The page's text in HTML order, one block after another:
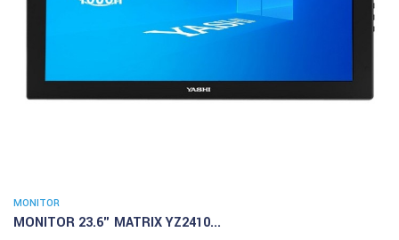
MONITOR
MONITOR 23.6" MATRIX YZ2410...